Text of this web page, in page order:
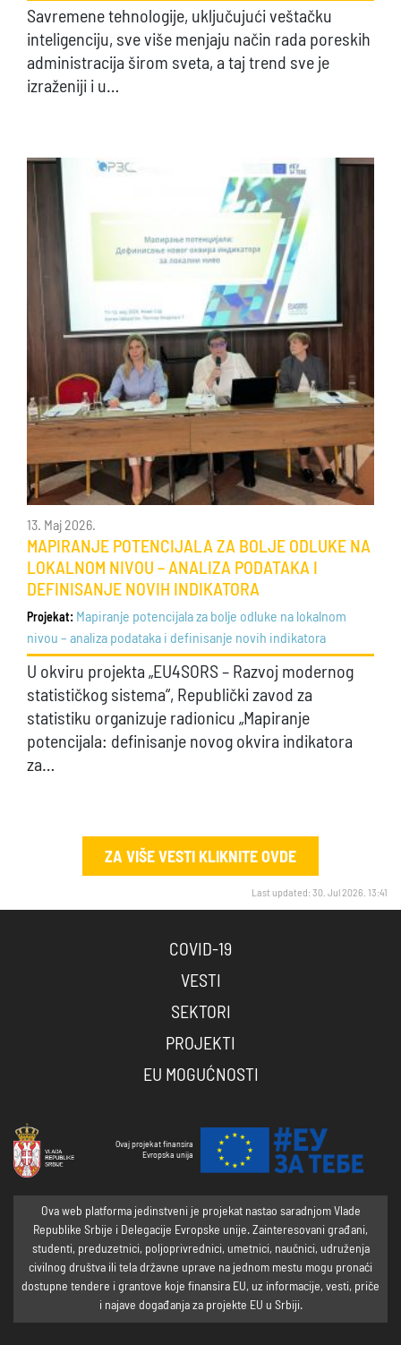
Savremene tehnologije, uključujući veštačku
inteligenciju, sve više menjaju način rada poreskih
administracija širom sveta, a taj trend sve je
izraženiji i u…
13. Maj 2026.
MAPIRANJE POTENCIJALA ZA BOLJE ODLUKE NA
LOKALNOM NIVOU – ANALIZA PODATAKA I
DEFINISANJE NOVIH INDIKATORA
Projekat: Mapiranje potencijala za bolje odluke na lokalnom
nivou – analiza podataka i definisanje novih indikatora
U okviru projekta „EU4SORS – Razvoj modernog
statističkog sistema“, Republički zavod za
statistiku organizuje radionicu „Mapiranje
potencijala: definisanje novog okvira indikatora
za…
ZA VIŠE VESTI KLIKNITE OVDE
Last updated: 30. Jul 2026. 13:41
COVID-19
VESTI
SEKTORI
PROJEKTI
EU MOGUĆNOSTI
Ovaj projekat finansira
Evropska unija
Ova web platforma jedinstveni je projekat nastao saradnjom Vlade
Republike Srbije i Delegacije Evropske unije. Zainteresovani građani,
studenti, preduzetnici, poljoprivrednici, umetnici, naučnici, udruženja
civilnog društva ili tela državne uprave na jednom mestu mogu pronaći
dostupne tendere i grantove koje finansira EU, uz informacije, vesti, priče
i najave događanja za projekte EU u Srbiji.